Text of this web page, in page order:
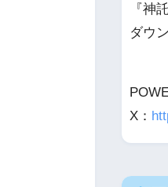
『神
ダウ
X：